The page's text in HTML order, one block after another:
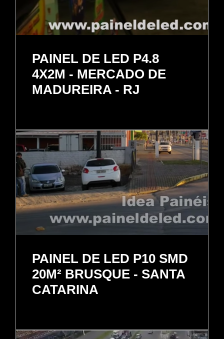
PAINEL DE LED P4.8
4X2M - MERCADO DE
MADUREIRA - RJ
PAINEL DE LED P10 SMD
20M² BRUSQUE - SANTA
CATARINA